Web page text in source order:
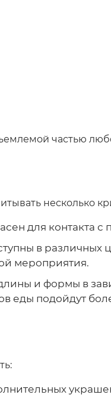
частью
несколько
для контакта
в различных
мероприятия.
и формы в
еды подойдут